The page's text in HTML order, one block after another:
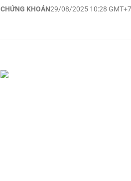
CHỨNG KHOÁN29/08/2025 10:28 GMT+7